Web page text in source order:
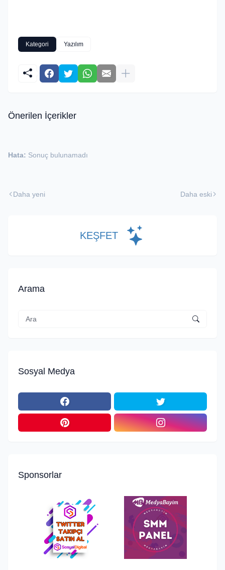
Kategori Yazılım
Önerilen İçerikler
Hata: Sonuç bulunamadı
Daha yeni Daha eski
KEŞFET
Arama
Sosyal Medya
Sponsorlar